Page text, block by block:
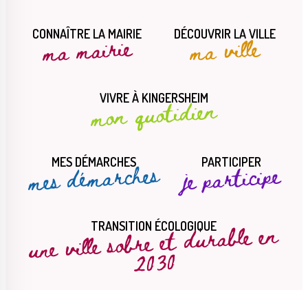
Le Créa La médiathèque
CONNAÎTRE LA MAIRIE
ma mairie DÉCOUVRIR LA VILLE
ma ville
VIVRE À KINGERSHEIM
mon quotidien
MES DÉMARCHES
mes démarches PARTICIPER
je participe
TRANSITION ÉCOLOGIQUE
une ville sobre et durable en
2030